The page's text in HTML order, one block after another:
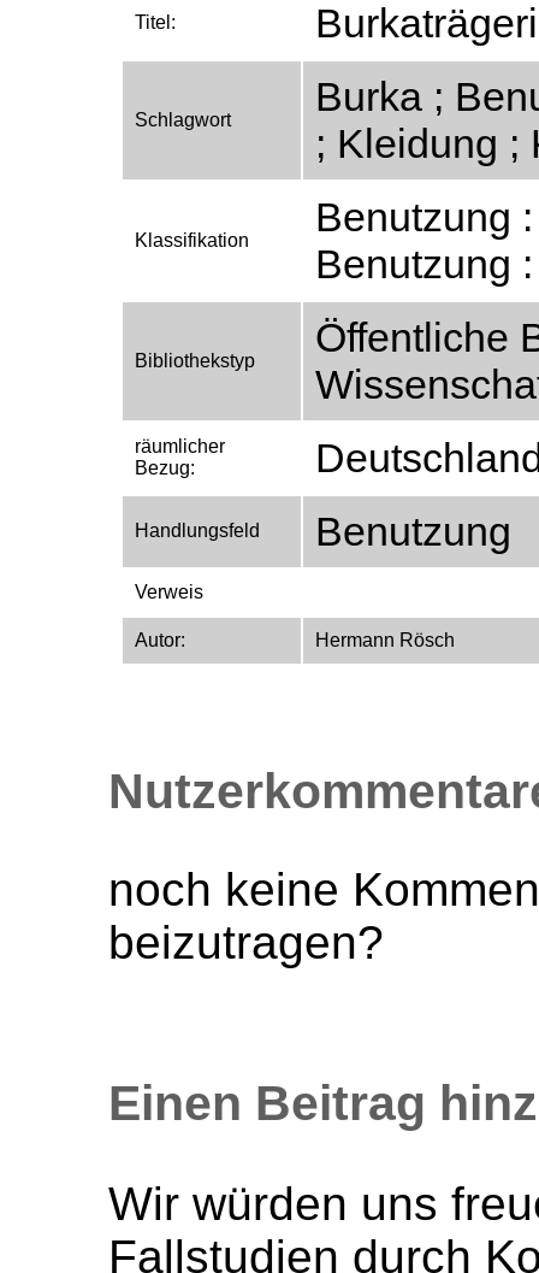
Titel:
Schlagwort
Burka ;
; Kleidung ;
Klassifikation
Benutzung
Benutzung
Bibliothekstyp
Öffentliche
räumlicher
Bezug:
Handlungsfeld Benutzung
Verweis
Autor: Hermann Rösch
noch keine
beizutragen?
Einen Beitrag
Wir würden uns
Fallstudien durch